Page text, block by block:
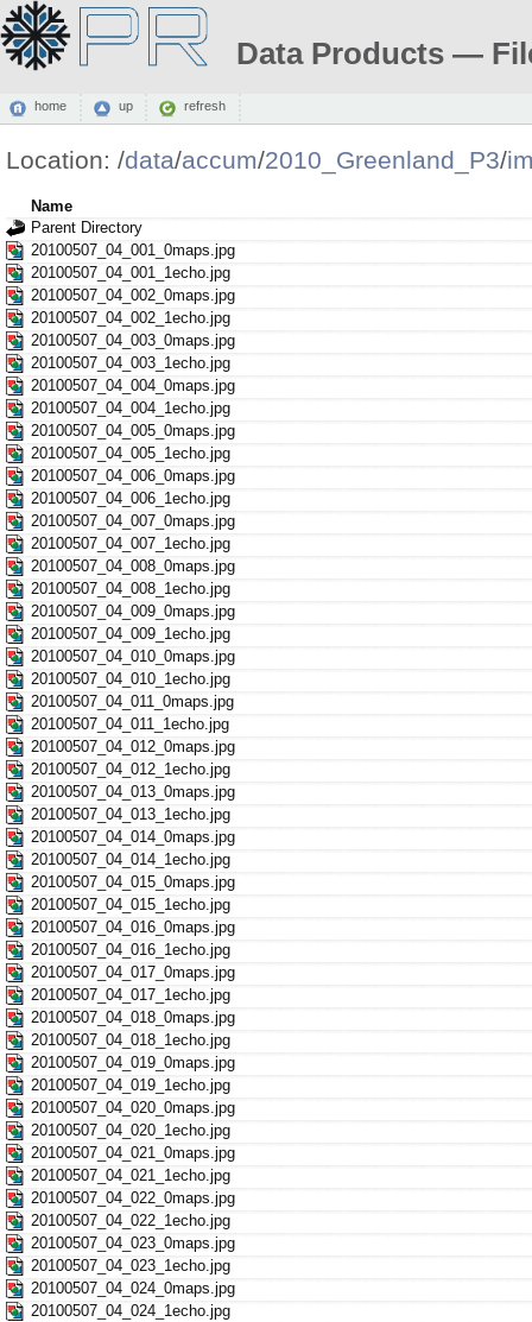
Data Products —
home up refresh
Location: /data/accum/2010_Greenland_P3/
Name
Parent Directory
20100507_04_001_0maps.jpg
20100507_04_001_1echo.jpg
20100507_04_002_0maps.jpg
20100507_04_002_1echo.jpg
20100507_04_003_0maps.jpg
20100507_04_003_1echo.jpg
20100507_04_004_0maps.jpg
20100507_04_004_1echo.jpg
20100507_04_005_0maps.jpg
20100507_04_005_1echo.jpg
20100507_04_006_0maps.jpg
20100507_04_006_1echo.jpg
20100507_04_007_0maps.jpg
20100507_04_007_1echo.jpg
20100507_04_008_0maps.jpg
20100507_04_008_1echo.jpg
20100507_04_009_0maps.jpg
20100507_04_009_1echo.jpg
20100507_04_010_0maps.jpg
20100507_04_010_1echo.jpg
20100507_04_011_0maps.jpg
20100507_04_011_1echo.jpg
20100507_04_012_0maps.jpg
20100507_04_012_1echo.jpg
20100507_04_013_0maps.jpg
20100507_04_013_1echo.jpg
20100507_04_014_0maps.jpg
20100507_04_014_1echo.jpg
20100507_04_015_0maps.jpg
20100507_04_015_1echo.jpg
20100507_04_016_0maps.jpg
20100507_04_016_1echo.jpg
20100507_04_017_0maps.jpg
20100507_04_017_1echo.jpg
20100507_04_018_0maps.jpg
20100507_04_018_1echo.jpg
20100507_04_019_0maps.jpg
20100507_04_019_1echo.jpg
20100507_04_020_0maps.jpg
20100507_04_020_1echo.jpg
20100507_04_021_0maps.jpg
20100507_04_021_1echo.jpg
20100507_04_022_0maps.jpg
20100507_04_022_1echo.jpg
20100507_04_023_0maps.jpg
20100507_04_023_1echo.jpg
20100507_04_024_0maps.jpg
20100507_04_024_1echo.jpg